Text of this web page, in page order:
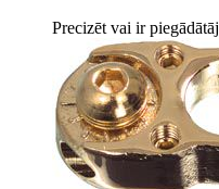
Precizēt vai ir